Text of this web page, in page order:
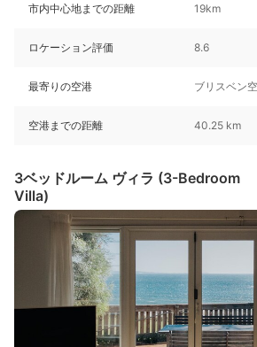
市内中心地までの距離 19km
ロケーション評価 8.6
最寄りの空港 ブリスベン
空港までの距離 40.25 km
3ベッドルーム ヴィラ (3-Bedroom
Villa)